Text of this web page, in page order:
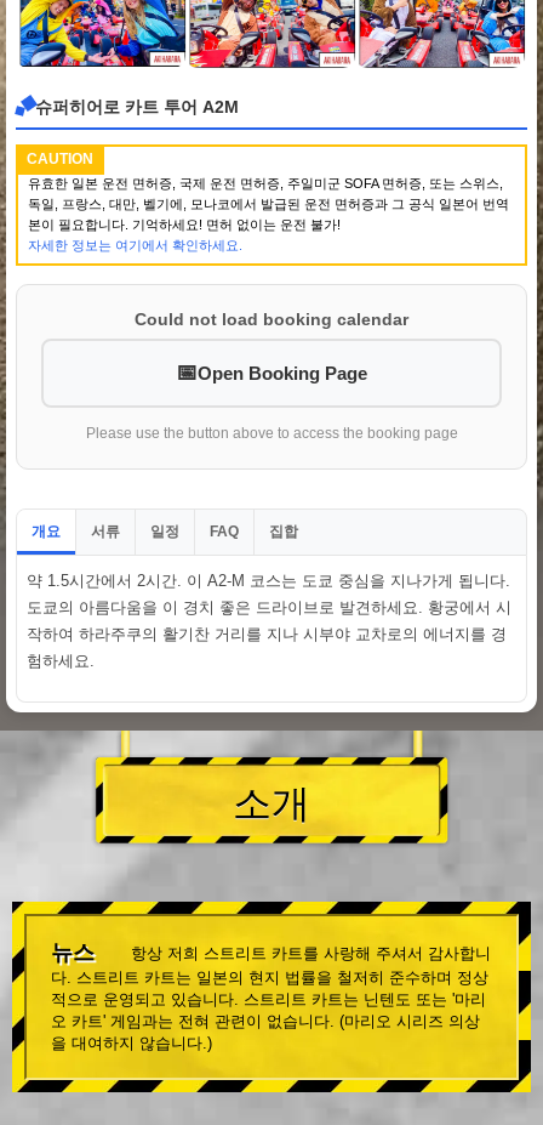
슈퍼히어로 카트 투어 A2M
CAUTION
유효한 일본 운전 면허증, 국제 운전 면허증, 주일미군 SOFA 면허증, 또는 스위스,
독일, 프랑스, 대만, 벨기에, 모나코에서 발급된 운전 면허증과 그 공식 일본어 번역
본이 필요합니다. 기억하세요! 면허 없이는 운전 불가!
자세한 정보는 여기에서 확인하세요.
Could not load booking calendar
Open Booking Page
Please use the button above to access the booking page
개요 서류 일정 FAQ 집합
약 1.5시간에서 2시간. 이 A2-M 코스는 도쿄 중심을 지나가게 됩니다.
도쿄의 아름다움을 이 경치 좋은 드라이브로 발견하세요. 황궁에서 시
작하여 하라주쿠의 활기찬 거리를 지나 시부야 교차로의 에너지를 경
험하세요.
소개
뉴스
항상 저희 스트리트 카트를 사랑해 주셔서 감사합니
다. 스트리트 카트는 일본의 현지 법률을 철저히 준수하며 정상
적으로 운영되고 있습니다. 스트리트 카트는 닌텐도 또는 '마리
오 카트' 게임과는 전혀 관련이 없습니다. (마리오 시리즈 의상
을 대여하지 않습니다.)